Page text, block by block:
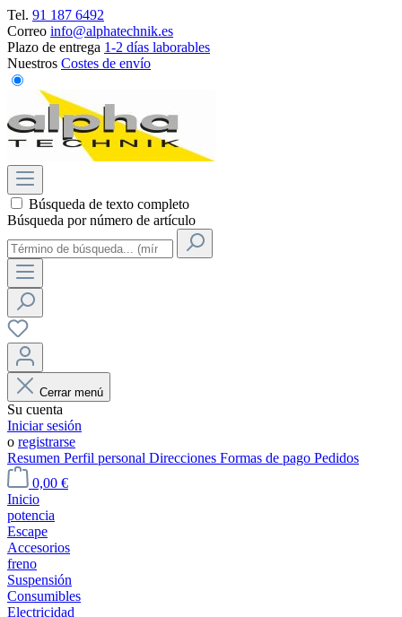
Tel. 91 187 6492
Correo info@alphatechnik.es
Plazo de entrega 1-2 días laborables
Nuestros Costes de envío
Búsqueda de texto completo
Búsqueda por número de artículo
Cerrar menú
Su cuenta
Iniciar sesión
o registrarse
Resumen Perfil personal Direcciones Formas de pago Pedidos
0,00 €
Inicio
potencia
Escape
Accesorios
freno
Suspensión
Consumibles
Electricidad